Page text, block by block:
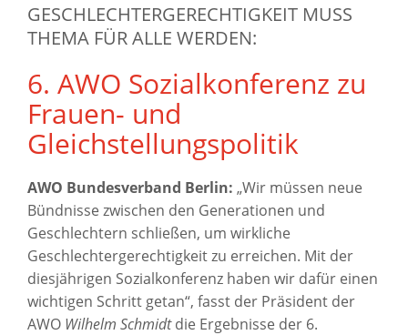
GESCHLECHTERGERECHTIGKEIT MUSS
THEMA FÜR ALLE WERDEN:
6. AWO Sozialkonferenz zu
Frauen- und
Gleichstellungspolitik
AWO Bundesverband Berlin: „Wir müssen neue
Bündnisse zwischen den Generationen und
Geschlechtern schließen, um wirkliche
Geschlechtergerechtigkeit zu erreichen. Mit der
diesjährigen Sozialkonferenz haben wir dafür einen
wichtigen Schritt getan“, fasst der Präsident der
AWO Wilhelm Schmidtdie Ergebnisse der 6.